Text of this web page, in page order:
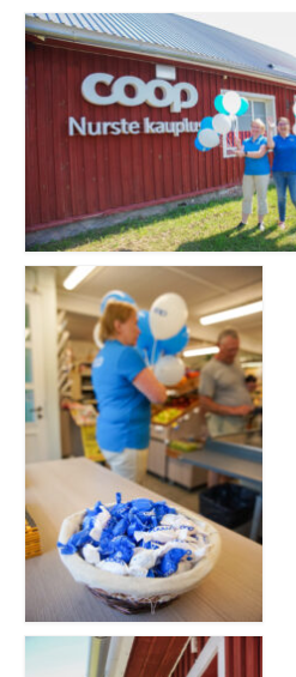
KINKEKAART
PAKUME TÖÖD
HIIUMAA KÖÖK JA PAGAR
MEIE PANUS